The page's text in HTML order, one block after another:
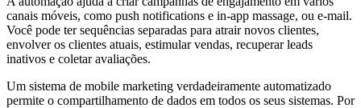
canais móveis, como push notifications e in-app massage, ou e-mail.
Você pode ter sequências separadas para atrair novos clientes,
envolver os clientes atuais, estimular vendas, recuperar leads
inativos e coletar avaliações.
Um sistema de mobile marketing verdadeiramente automatizado
permite o compartilhamento de dados em todos os seus sistemas. Por